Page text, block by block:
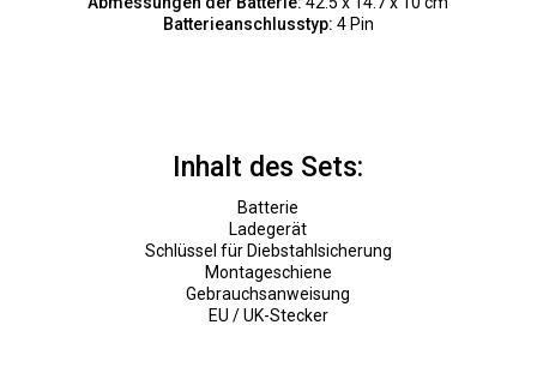
Batterieanschlusstyp: 4 Pin
Inhalt des Sets:
Batterie
Ladegerät
Schlüssel für Diebstahlsicherung
Montageschiene
Gebrauchsanweisung
EU / UK-Stecker